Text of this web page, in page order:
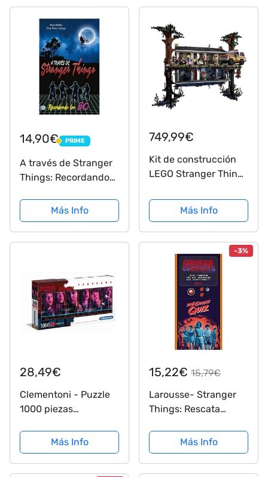
14,90€ PRIME
PRIME
A través de Stranger
Things: Recordando
Más Info
749,99€
Kit de construcción
LEGO Stranger Things
Mundo del Revés
(75810)
Más Info
28,49€
Clementoni - Puzzle
1000 piezas
Things, Puzzle adulto
series Netflix (39548)
Más Info
-3%
15,22€ 15,79€
Larousse- Stranger
Things: Rescata
Multicolor.
(LARD0002)
Más Info